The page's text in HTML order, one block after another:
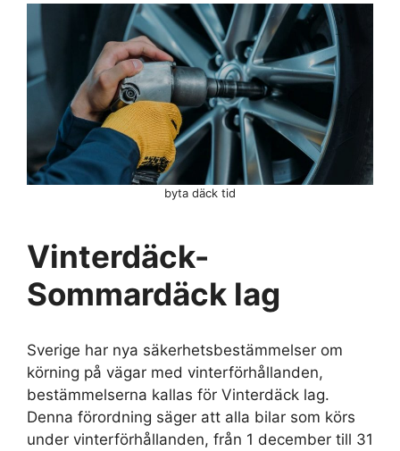
byta däck tid
Vinterdäck-
Sommardäck lag
Sverige har nya säkerhetsbestämmelser om
körning på vägar med vinterförhållanden,
bestämmelserna kallas för Vinterdäck lag.
Denna förordning säger att alla bilar som körs
under vinterförhållanden, från 1 december till 31